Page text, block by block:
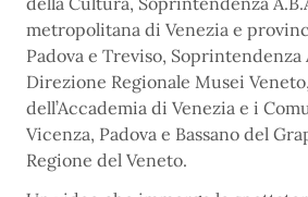
metropolitana di Venezia e
Padova e Treviso, Soprintendenza
Direzione Regionale Musei
dell’Accademia di Venezia e i
Vicenza, Padova e Bassano del
Regione del Veneto.